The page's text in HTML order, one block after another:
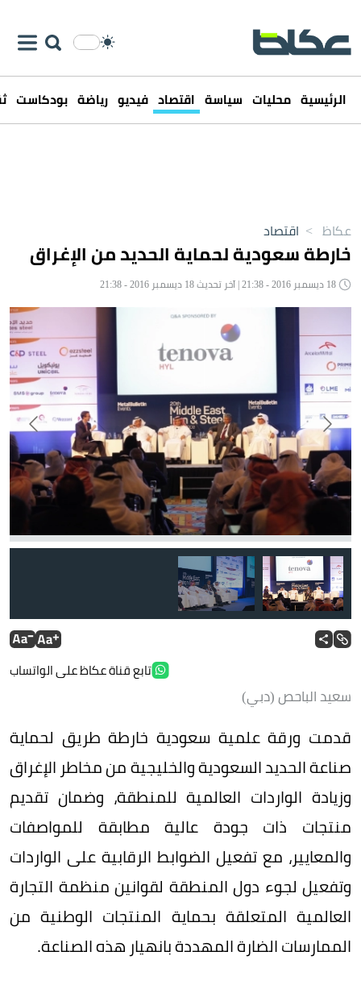
الرئيسية محليات سياسة اقتصاد فيديو رياضة بودكاست
عكاظ > اقتصاد
خارطة سعودية لحماية الحديد من الإغراق
تابع قناة عكاظ على الواتساب
سعيد الباحص (دبي)
قدمت ورقة علمية سعودية خارطة طريق لحماية
صناعة الحديد السعودية والخليجية من مخاطر الإغراق
وزيادة الواردات العالمية للمنطقة، وضمان تقديم
منتجات ذات جودة عالية مطابقة للمواصفات
والمعايير، مع تفعيل الضوابط الرقابية على الواردات
وتفعيل لجوء دول المنطقة لقوانين منظمة التجارة
العالمية المتعلقة بحماية المنتجات الوطنية من
الممارسات الضارة المهددة بانهيار هذه الصناعة.